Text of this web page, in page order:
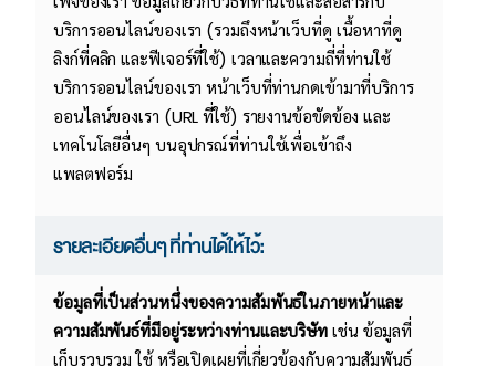
บริการออนไลน์ของเรา (รวมถึงหน้าเว็บที่ดู เนื้อหาที่ดู
ลิงก์ที่คลิก และฟีเจอร์ที่ใช้) เวลาและความถี่ที่ท่านใช้
บริการออนไลน์ของเรา หน้าเว็บที่ท่านกดเข้ามาที่บริการ
ออนไลน์ของเรา (URL ที่ใช้) รายงานข้อขัดข้อง และ
เทคโนโลยีอื่นๆ บนอุปกรณ์ที่ท่านใช้เพื่อเข้าถึง
แพลตฟอร์ม
รายละเอียดอื่นๆ ที่ท่านได้ให้ไว้:
ข้อมูลที่เป็นส่วนหนึ่งของความสัมพันธ์ในภายหน้าและ
ความสัมพันธ์ที่มีอยู่ระหว่างท่านและบริษัทเช่น ข้อมูลที่
เก็บรวบรวม ใช้ หรือเปิดเผยที่เกี่ยวข้องกับความสัมพันธ์